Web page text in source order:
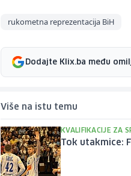
rukometna reprezentacija BiH
Dodajte Klix.ba među
Više na istu temu
KVALIFIKACIJE ZA
Tok utakmice: